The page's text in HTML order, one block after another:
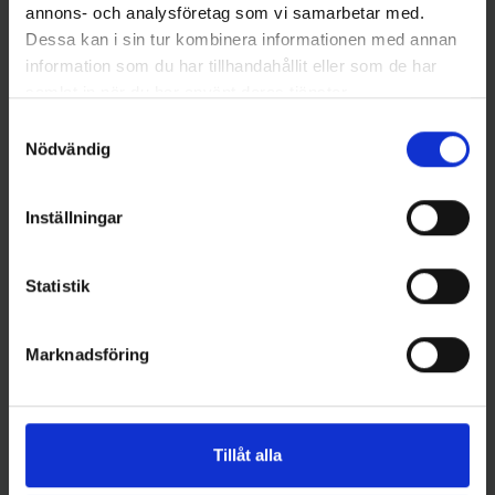
annons- och analysföretag som vi samarbetar med.
Dessa kan i sin tur kombinera informationen med annan
information som du har tillhandahållit eller som de har
Nödvändig
Inställningar
Statistik
Marknadsföring
Tillåt alla
Stroft
Stroft GTM 200m - 0,28 mm
Stroft
Stroft LS Nylonlina 100 m -